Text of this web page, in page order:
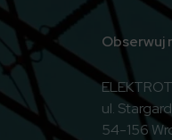
Obserwuj
ul.
54-156